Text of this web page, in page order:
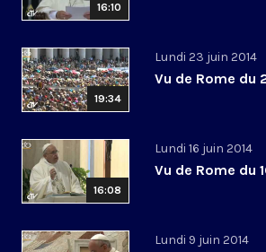
16:10
19:34
Lundi 23 juin 2014
Vu de Rome du
16:08
Lundi 16 juin 2014
Vu de Rome du
Lundi 9 juin 2014